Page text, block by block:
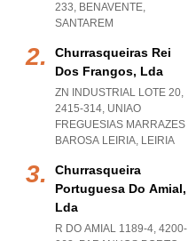
233, BENAVENTE,
SANTAREM
Churrasqueiras Rei
Dos Frangos, Lda
ZN INDUSTRIAL LOTE 20,
2415-314, UNIAO
FREGUESIAS MARRAZES
BAROSA LEIRIA, LEIRIA
Churrasqueira
Portuguesa Do Amial,
Lda
R DO AMIAL 1189-4, 4200-